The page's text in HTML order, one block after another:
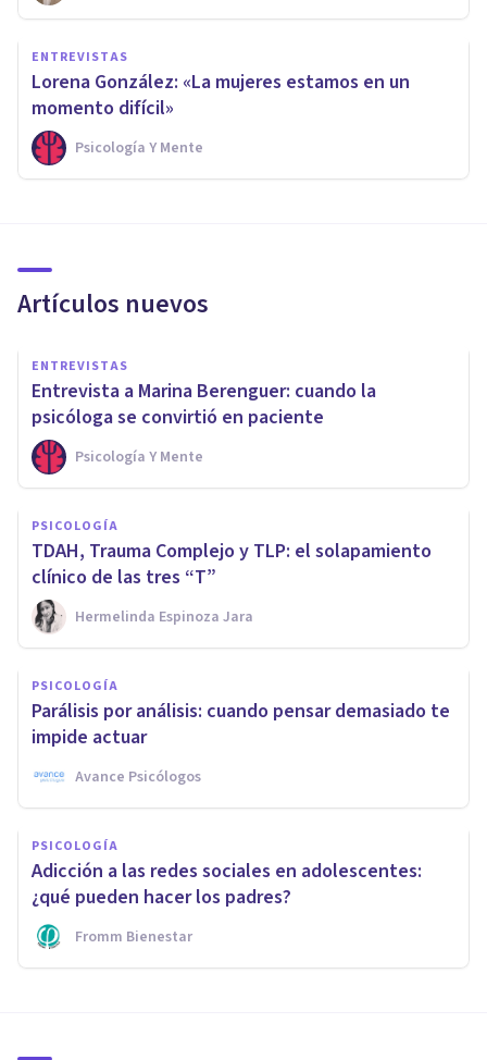
ENTREVISTAS
Lorena González: «La mujeres estamos en un
momento difícil»
Psicología Y Mente
Artículos nuevos
ENTREVISTAS
Entrevista a Marina Berenguer: cuando la
psicóloga se convirtió en paciente
Psicología Y Mente
PSICOLOGÍA
TDAH, Trauma Complejo y TLP: el solapamiento
clínico de las tres “T”
Hermelinda Espinoza Jara
PSICOLOGÍA
Parálisis por análisis: cuando pensar demasiado te
impide actuar
Avance Psicólogos
PSICOLOGÍA
Adicción a las redes sociales en adolescentes:
¿qué pueden hacer los padres?
Fromm Bienestar